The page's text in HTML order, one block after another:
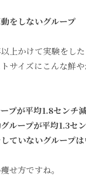
をしないグループ
上かけて実験をし
サイズにこんな鮮
プが平均1.8センチ
ループが平均1.3セ
ていないグループ
せ方ですね。